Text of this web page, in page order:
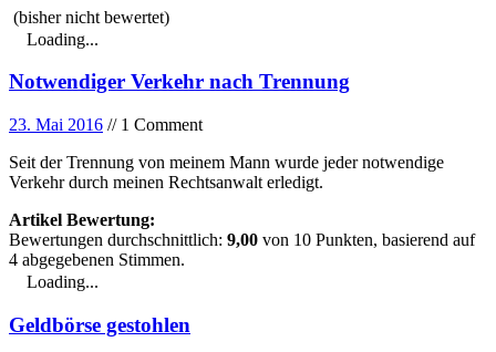
(bisher nicht bewertet)
Loading...
Notwendiger Verkehr nach Trennung
23. Mai 2016 // 1 Comment
Seit der Trennung von meinem Mann wurde jeder notwendige
Verkehr durch meinen Rechtsanwalt erledigt.
Artikel Bewertung:
Bewertungen durchschnittlich: 9,00 von 10 Punkten, basierend auf
4 abgegebenen Stimmen.
Loading...
Geldbörse gestohlen